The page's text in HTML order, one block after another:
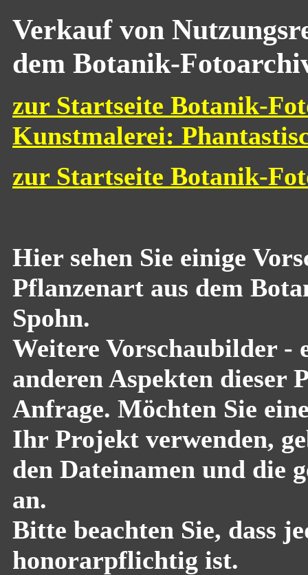
Verkauf von
dem Botanik-
zur Startseite Botanik-
Kunstmalerei:
zur Startseite Botanik-
Hier sehen Sie einige
Pflanzenart aus dem
Spohn.
Weitere Vorschaubilder -
anderen Aspekten dieser
Anfrage. Möchten Sie
Ihr Projekt verwenden,
den Dateinamen und die
an.
Bitte beachten Sie, dass
honorarpflichtig ist.